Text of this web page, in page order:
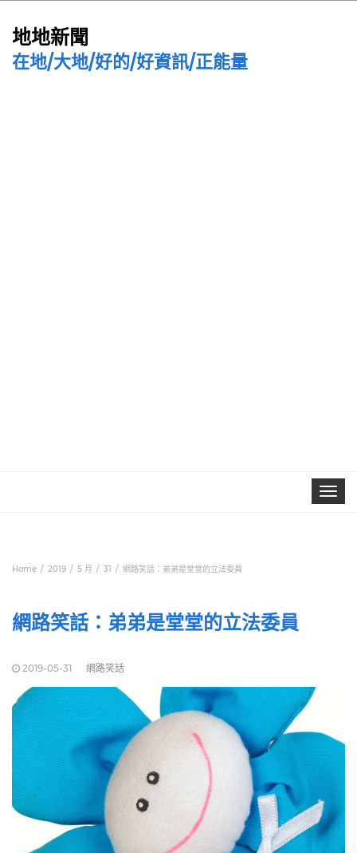
地地新聞
在地/大地/好的/好資訊/正能量
Toggle
Home 2019 5 月 31 網路笑話：弟弟是堂堂的立法委員
網路笑話：弟弟是堂堂的立法委員
2019-05-31 網路笑話